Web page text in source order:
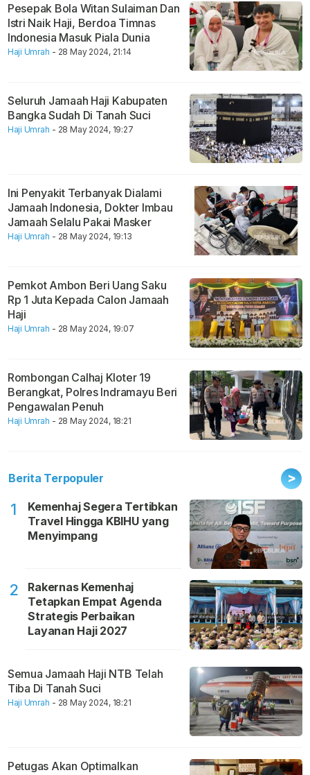
Pesepak Bola Witan Sulaiman Dan
Istri Naik Haji, Berdoa Timnas
Indonesia Masuk Piala Dunia
Haji Umrah - 28 May 2024, 21:14
Seluruh Jamaah Haji Kabupaten
Bangka Sudah Di Tanah Suci
Haji Umrah - 28 May 2024, 19:27
Ini Penyakit Terbanyak Dialami
Jamaah Indonesia, Dokter Imbau
Jamaah Selalu Pakai Masker
Haji Umrah - 28 May 2024, 19:13
Pemkot Ambon Beri Uang Saku
Rp 1 Juta Kepada Calon Jamaah
Haji
Haji Umrah - 28 May 2024, 19:07
Rombongan Calhaj Kloter 19
Berangkat, Polres Indramayu Beri
Pengawalan Penuh
Haji Umrah - 28 May 2024, 18:21
Berita Terpopuler >
1
Kemenhaj Segera Tertibkan
Travel Hingga KBIHU yang
Menyimpang
2
Rakernas Kemenhaj
Tetapkan Empat Agenda
Strategis Perbaikan
Layanan Haji 2027
Semua Jamaah Haji NTB Telah
Tiba Di Tanah Suci
Haji Umrah - 28 May 2024, 18:21
Petugas Akan Optimalkan